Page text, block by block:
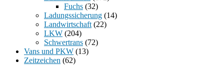
Fuchs (32)
Ladungssicherung (14)
Landwirtschaft (22)
LKW (204)
Schwertrans (72)
Vans und PKW (13)
Zeitzeichen (62)